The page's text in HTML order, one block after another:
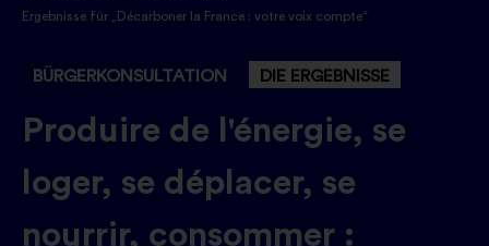
Ergebnisse für „Décarboner la France : votre voix compte“
BÜRGERKONSULTATION DIE ERGEBNISSE
-Produire de l'énergie, se
loger, se déplacer, se
nourrir, consommer :